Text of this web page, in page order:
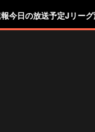
今日の放送予定Jリーグ